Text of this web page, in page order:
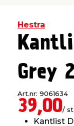
Hestra
Grey
Art.nr: 9061634
39,00/ st.
Kantlist